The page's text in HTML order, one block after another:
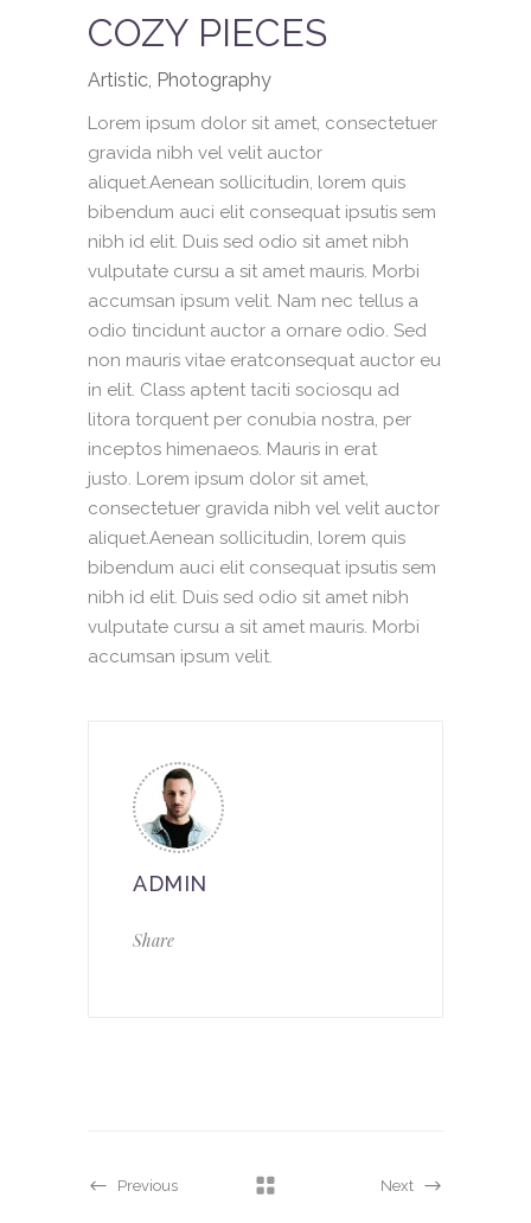
COZY PIECES
Artistic, Photography
Lorem ipsum dolor sit amet, consectetuer
gravida nibh vel velit auctor
aliquet.Aenean sollicitudin, lorem quis
bibendum auci elit consequat ipsutis sem
nibh id elit. Duis sed odio sit amet nibh
vulputate cursu a sit amet mauris. Morbi
accumsan ipsum velit. Nam nec tellus a
odio tincidunt auctor a ornare odio. Sed
non mauris vitae eratconsequat auctor eu
in elit. Class aptent taciti sociosqu ad
litora torquent per conubia nostra, per
inceptos himenaeos. Mauris in erat
justo. Lorem ipsum dolor sit amet,
consectetuer gravida nibh vel velit auctor
aliquet.Aenean sollicitudin, lorem quis
bibendum auci elit consequat ipsutis sem
nibh id elit. Duis sed odio sit amet nibh
vulputate cursu a sit amet mauris. Morbi
accumsan ipsum velit.
ADMIN
Share
Previous Next